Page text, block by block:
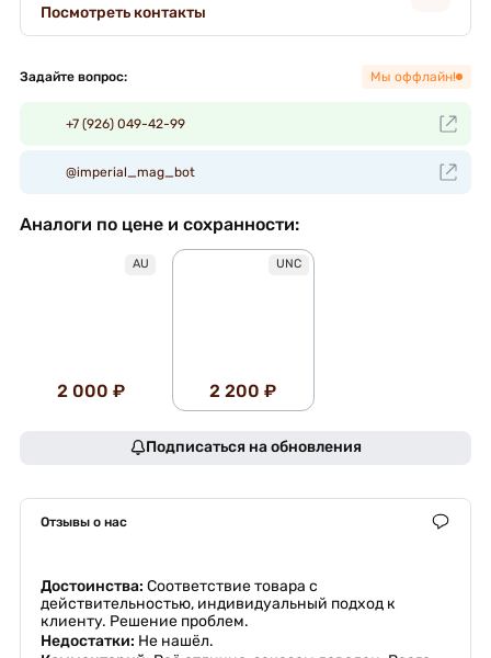
Посмотреть контакты
Задайте вопрос: Мы оффлайн!
+7 (926) 049-42-99
@imperial_mag_bot
Аналоги по цене и сохранности:
AU
2 000 ₽
UNC
2 200 ₽
Подписаться на обновления
Отзывы о нас
Достоинства: Соответствие товара с
действительностью, индивидуальный подход к
клиенту. Решение проблем.
Недостатки: Не нашёл.